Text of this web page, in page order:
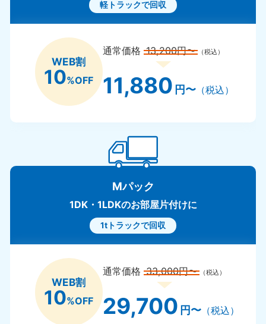
軽トラックで回収
WEB割
10%OFF
通常価格13,200円〜 （税込）
11,880 円〜（税込）
Mパック
1DK・1LDKのお部屋片付けに
1tトラックで回収
WEB割
10%OFF
通常価格33,000円〜 （税込）
29,700 円〜（税込）